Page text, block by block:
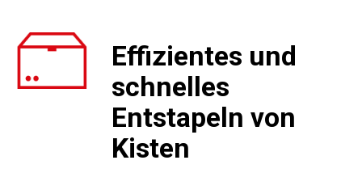
Effizientes und
schnelles
Entstapeln von
Kisten